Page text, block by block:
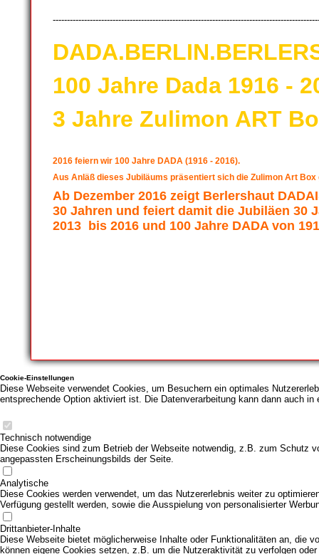
100 Jahre Dada 1916 -
3 Jahre Zulimon ART
2016 feiern wir 100 Jahre DADA (1916 - 2016).
Aus Anläß dieses Jubiläums präsentiert sich die Zulimon Art Box
Ab Dezember 2016 zeigt Berlershaut
30 Jahren und feiert damit die Jubiläen 30
2013 bis 2016 und 100 Jahre DADA von
Cookie-Einstellungen
Diese Webseite verwendet Cookies, um Besuchern ein optimales
entsprechende Option aktiviert ist. Die Datenverarbeitung kann dann auch
Technisch notwendige
Diese Cookies sind zum Betrieb der Webseite notwendig, z.B. zum Schutz
angepassten Erscheinungsbilds der Seite.
Analytische
Diese Cookies werden verwendet, um das Nutzererlebnis weiter zu
Verfügung gestellt werden, sowie die Ausspielung von personalisierter
Drittanbieter-Inhalte
Diese Webseite bietet möglicherweise Inhalte oder Funktionalitäten an, die
können eigene Cookies setzen, z.B. um die Nutzeraktivität zu verfolgen